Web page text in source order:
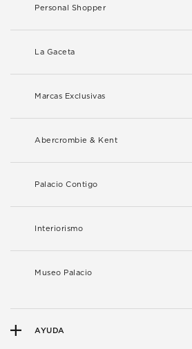
Personal Shopper
La Gaceta
Marcas Exclusivas
Abercrombie & Kent
Palacio Contigo
Interiorismo
Museo Palacio
AYUDA